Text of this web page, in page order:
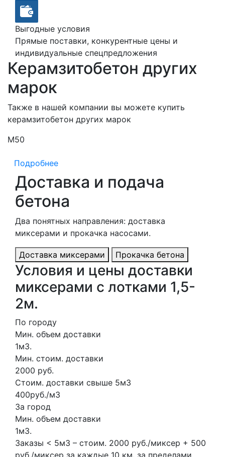
Выгодные условия
Прямые поставки, конкурентные цены и
индивидуальные спецпредложения
Керамзитобетон других
марок
Также в нашей компании вы можете купить
керамзитобетон других марок
М50
Подробнее
Доставка и подача
бетона
Два понятных направления: доставка
миксерами и прокачка насосами.
Доставка миксерами Прокачка бетона
Условия и цены доставки
миксерами с лотками 1,5-
2м.
По городу
Мин. объем доставки
1м3.
Мин. стоим. доставки
2000 руб.
Стоим. доставки свыше 5м3
400руб./м3
За город
Мин. объем доставки
1м3.
Заказы < 5м3 – стоим. 2000 руб./миксер + 500
руб./миксер за каждые 10 км. за пределами